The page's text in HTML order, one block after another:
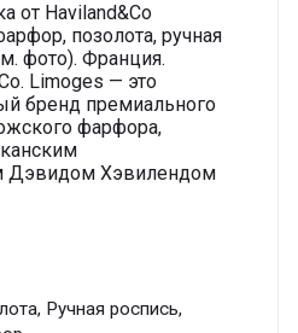
от Haviland&Co
позолота, ручная
фото). Франция.
Limoges — это
бренд премиального
фарфора,
Дэвидом Хэвилендом
Ручная роспись,